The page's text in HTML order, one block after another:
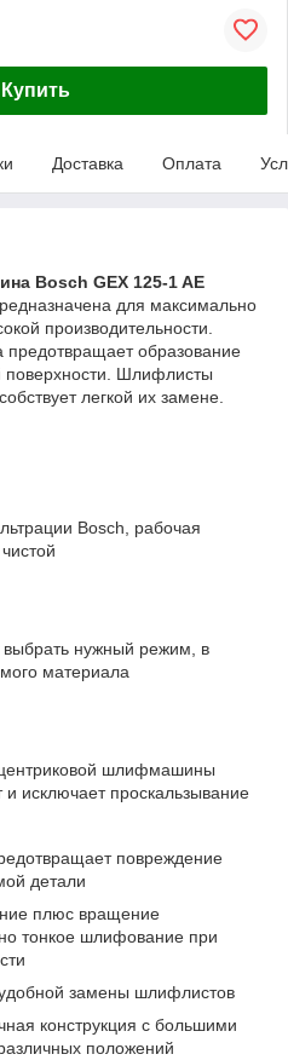
Купить
Доставка Оплата
Bosch GEX 125-1 AE
для максимально
производительности.
образование
Шлифлисты
легкой их замене.
Bosch, рабочая
выбрать нужный режим, в
материала
шлифмашины
исключает проскальзывание
повреждение
детали
плюс вращение
тонкое шлифование при
замены шлифлистов
конструкция с большими
положений